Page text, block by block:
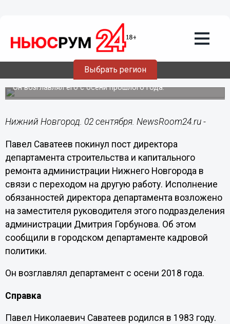
Выбрать регион
02.09.201909:44
Саватеев покинул пост директора
департамента строительства города
Он возглавлял его с осени прошлого года.
Нижний Новгород. 02 сентября. NewsRoom24.ru -
Павел Саватеев покинул пост директора
департамента строительства и капитального
ремонта администрации Нижнего Новгорода в
связи с переходом на другую работу. Исполнение
обязанностей директора департамента возложено
на заместителя руководителя этого подразделения
администрации Дмитрия Горбунова. Об этом
сообщили в городском департаменте кадровой
политики.
Он возглавлял департамент с осени 2018 года.
Справка
Павел Николаевич Саватеев родился в 1983 году.